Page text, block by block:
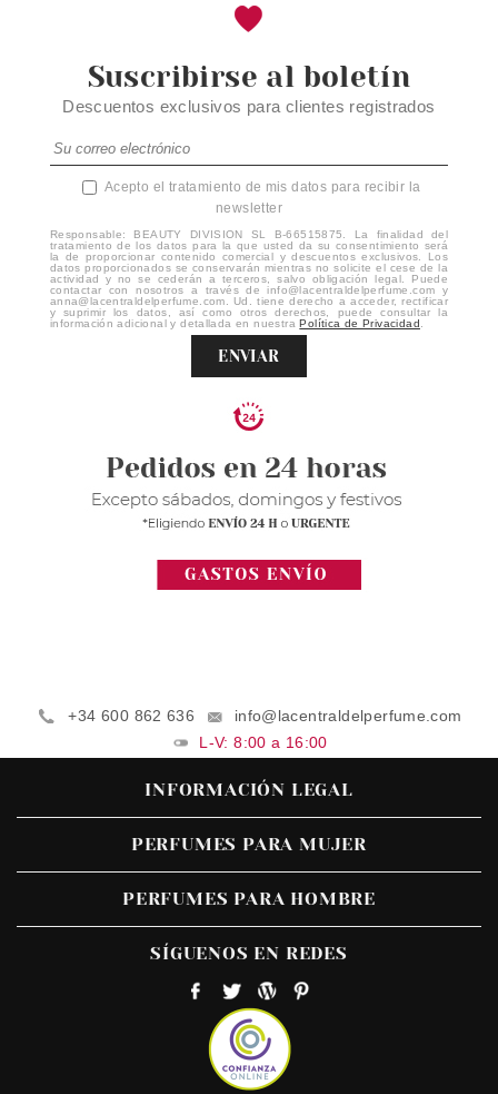
Suscribirse al boletín
Descuentos exclusivos para clientes registrados
Acepto el tratamiento de mis datos para recibir la
newsletter
Responsable: BEAUTY DIVISION SL B-66515875. La finalidad del
tratamiento de los datos para la que usted da su consentimiento será
la de proporcionar contenido comercial y descuentos exclusivos. Los
datos proporcionados se conservarán mientras no solicite el cese de la
actividad y no se cederán a terceros, salvo obligación legal. Puede
contactar con nosotros a través de info@lacentraldelperfume.com y
anna@lacentraldelperfume.com. Ud. tiene derecho a acceder, rectificar
y suprimir los datos, así como otros derechos, puede consultar la
información adicional y detallada en nuestraPolítica de Privacidad
ENVIAR
+34 600 862 636
info@lacentraldelperfume.com
L-V: 8:00 a 16:00
INFORMACIÓN LEGAL
PERFUMES PARA MUJER
PERFUMES PARA HOMBRE
SÍGUENOS EN REDES